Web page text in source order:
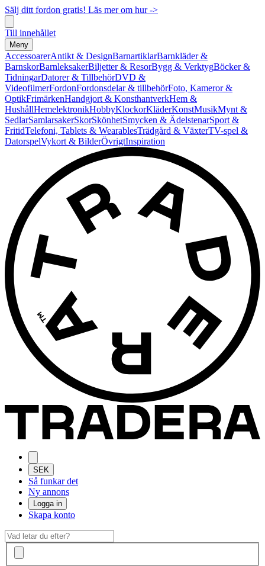
Sälj ditt fordon gratis! Läs mer om hur ->
Till innehållet
Meny
AccessoarerAntikt & DesignBarnartiklarBarnkläder &
BarnskorBarnleksakerBiljetter & ResorBygg & VerktygBöcker &
TidningarDatorer & TillbehörDVD &
VideofilmerFordonFordonsdelar & tillbehörFoto, Kameror &
OptikFrimärkenHandgjort & KonsthantverkHem &
HushållHemelektronikHobbyKlockorKläderKonstMusikMynt &
SedlarSamlarsakerSkorSkönhetSmycken & ÄdelstenarSport &
FritidTelefoni, Tablets & WearablesTrädgård & VäxterTV-spel &
DatorspelVykort & BilderÖvrigtInspiration
SEK
Så funkar det
Ny annons
Logga in
Skapa konto